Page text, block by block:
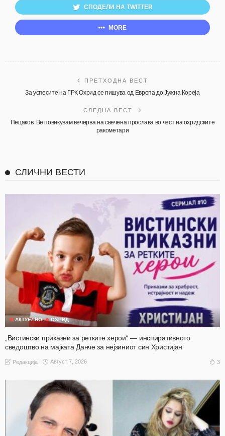
СПОДЕЛИ НА TWITTER
MORE
ПРЕТХОДНА ВЕСТ
За успесите на ГРК Охрид се пишува од Европа до Јужна Кореја
СЛЕДНА ВЕСТ
Пецаков: Ве повикувам вечерва на свечена прослава во чест на охридските
ракометари
СЛИЧНИ ВЕСТИ
АКТУЕЛНО ОХРИД
„Вистински приказни за ретките херои“ — инспиративното
сведоштво на мајката Данче за нејзиниот син Христијан
Редакција Август 7, 2026 3